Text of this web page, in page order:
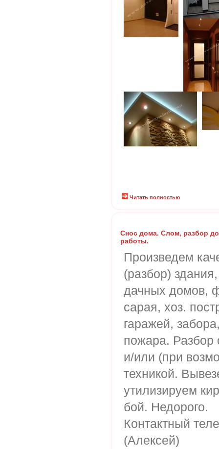
Читать полностью
Снос дома. Слом, разбор
работы.
Произведем
(разбор)
дачных домов,
сарая, хоз.
гаражей,
пожара. Разбор
и/или (при
техникой.
утилизируем
бой. Недорого.
Контактный
(Алексей)